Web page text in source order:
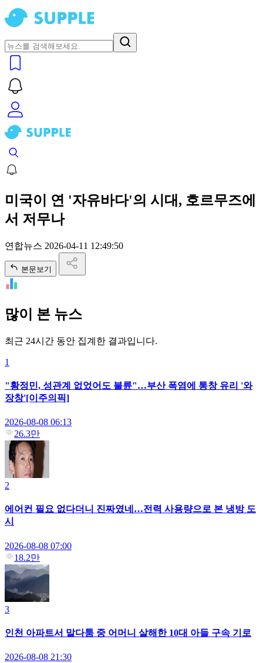
미국이 연 '자유바다'의 시대, 호르무즈에
서 저무나
연합뉴스 2026-04-11 12:49:50
본문보기
많이 본 뉴스
최근 24시간 동안 집계한 결과입니다.
1
"황정민, 성관계 없었어도 불륜"…부산 폭염에 통창 유리 '와
장창'[이주의픽]
2026-08-08 06:13
26.3만
2
에어컨 필요 없다더니 진짜였네…전력 사용량으로 본 냉방 도
시
2026-08-08 07:00
18.2만
3
인천 아파트서 말다툼 중 어머니 살해한 10대 아들 구속 기로
2026-08-08 21:30